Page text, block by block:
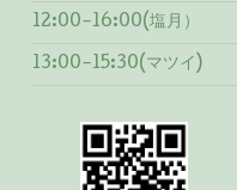
12:00-16:00(塩月）
13:00-15:30(マツイ)